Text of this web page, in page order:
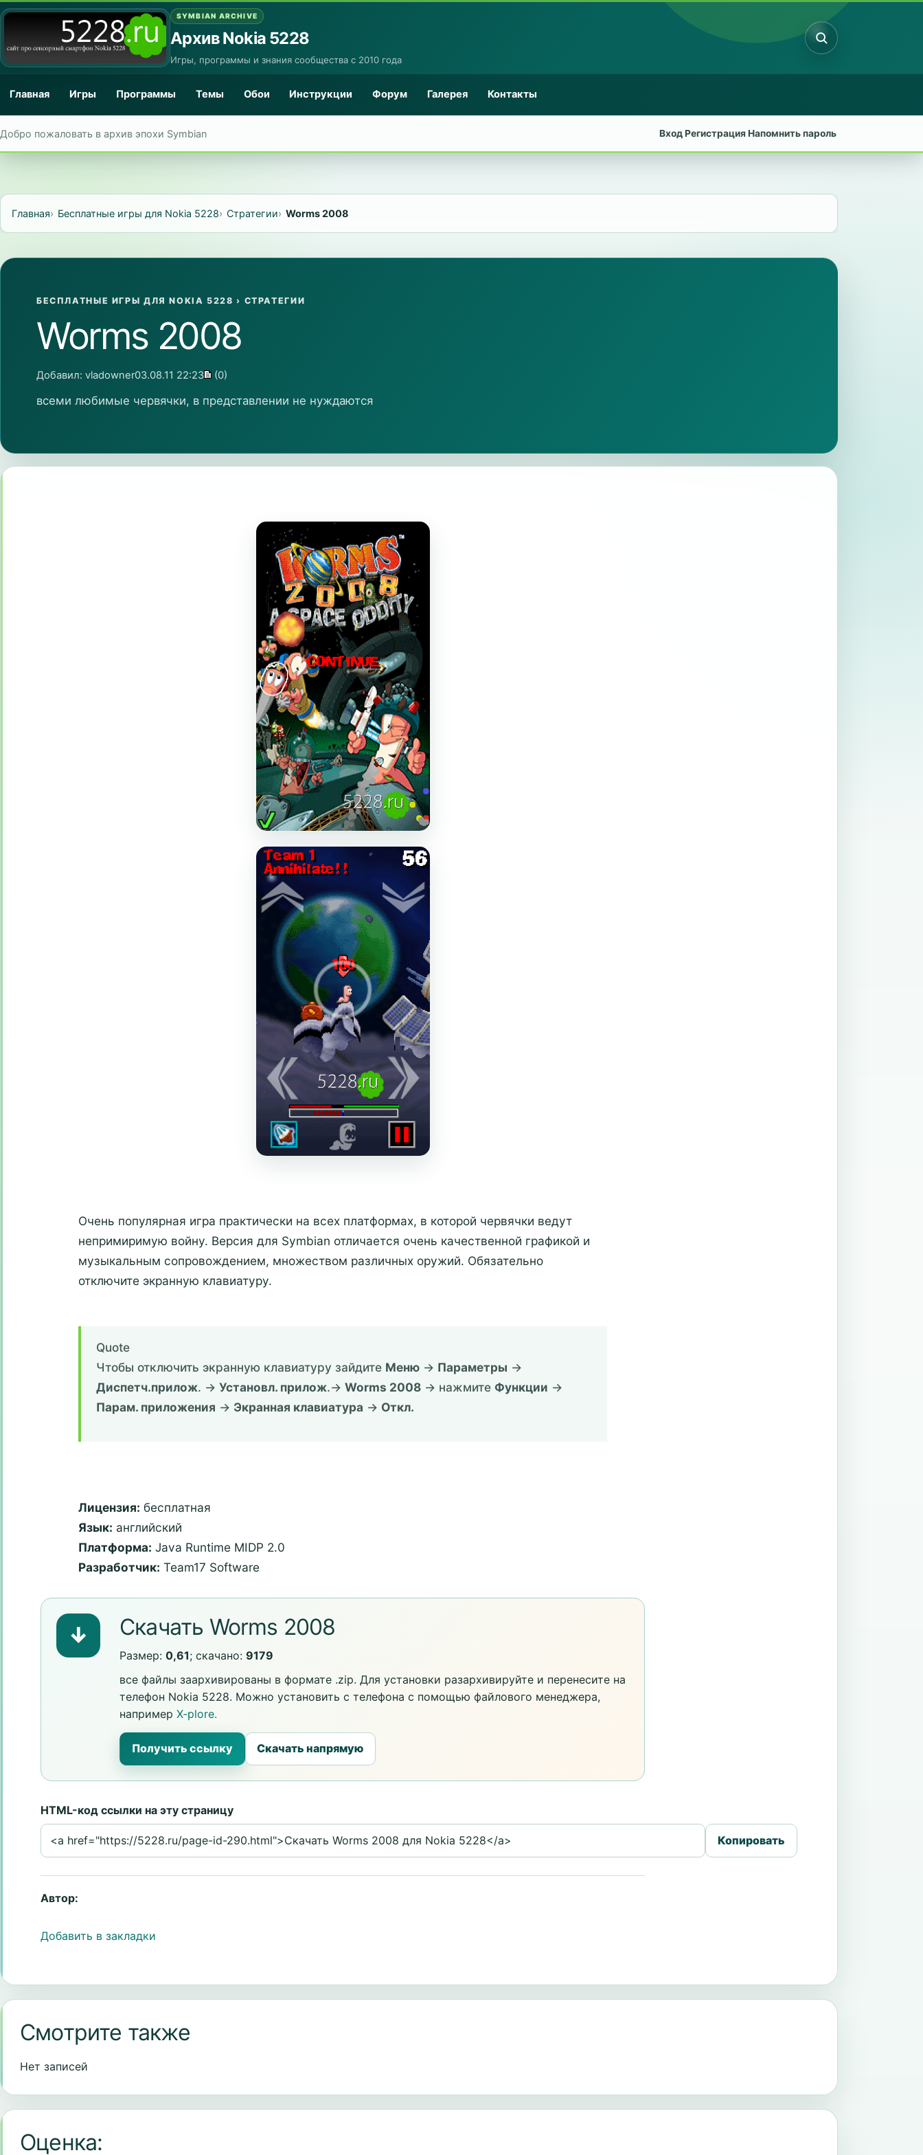
SYMBIAN ARCHIVE
Архив Nokia 5228
Игры, программы и знания сообщества с 2010 года
Поиск
Главная Игры Программы Темы Обои Инструкции Форум Галерея Контакты
Добро пожаловать в архив эпохи Symbian Вход Регистрация Напомнить пароль
Главная Бесплатные игры для Nokia 5228 Стратегии Worms 2008
БЕСПЛАТНЫЕ ИГРЫ ДЛЯ NOKIA 5228 › СТРАТЕГИИ
Worms 2008
Добавил: vladowner03.08.11 22:23 (0)
всеми любимые червячки, в представлении не нуждаются
Очень популярная игра практически на всех платформах, в которой червячки ведут
непримиримую войну. Версия для Symbian отличается очень качественной графикой и
музыкальным сопровождением, множеством различных оружий. Обязательно
отключите экранную клавиатуру.
Quote
Чтобы отключить экранную клавиатуру зайдите Меню-> Параметры ->
Диспетч.прилож. -> Установл. прилож.-> Worms 2008-> нажмите Функции ->
Парам. приложения -> Экранная клавиатура -> Откл.
Лицензия: бесплатная
Язык: английский
Платформа: Java Runtime MIDP 2.0
Разработчик: Team17 Software
↓ Скачать Worms 2008
Размер: 0,61; скачано: 9179
все файлы заархивированы в формате .zip. Для установки разархивируйте и перенесите на
телефон Nokia 5228. Можно установить с телефона с помощью файлового менеджера,
например X-plore.
Получить ссылку Скачать напрямую
HTML-код ссылки на эту страницу
Копировать
Автор:
Добавить в закладки
Смотрите также
Нет записей
Оценка: